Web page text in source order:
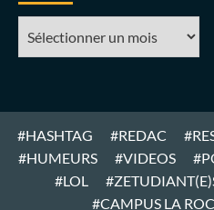
#HASHTAG #REDAC
#HUMEURS
#VIDEOS
#LOL
#CAMPUS LA